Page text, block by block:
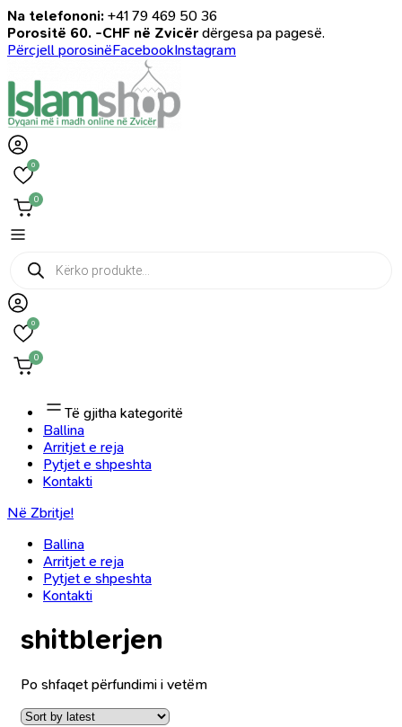
Na telefononi: +41 79 469 50 36
Porositë 60. -CHF në Zvicër dërgesa pa pagesë.
Përcjell porosinëFacebookInstagram
0
0
Products
search
0
0
Të gjitha kategoritë
Ballina
Arritjet e reja
Pytjet e shpeshta
Kontakti
Në Zbritje!
Ballina
Arritjet e reja
Pytjet e shpeshta
Kontakti
shitblerjen
Po shfaqet përfundimi i vetëm